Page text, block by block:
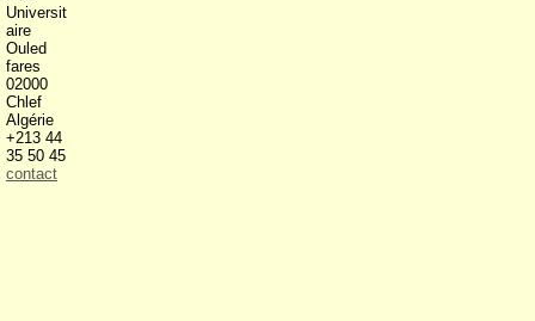
Universit
aire
Ouled
fares
02000
Chlef
Algérie
+213 44
35 50 45
contact